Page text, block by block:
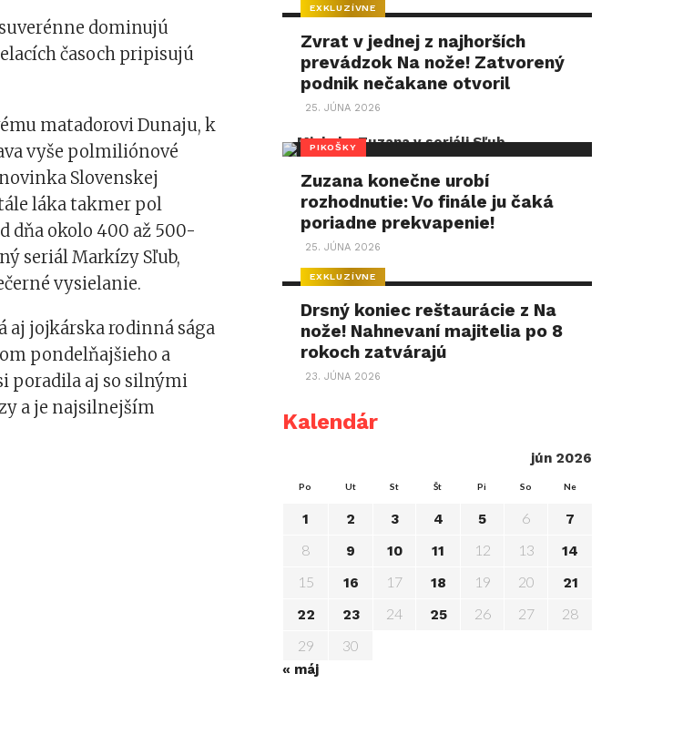
dominujú
časoch pripisujú
matadorovi Dunaju, k
vyše polmiliónové
Slovenskej
láka takmer pol
dňa okolo 400 až 500-
seriál Markízy Sľub,
vysielanie.
aj jojkárska rodinná sága
pondelňajšieho a
poradila aj so silnými
a je najsilnejším
EXKLUZÍVNE
Zvrat v jednej z najhorších
prevádzok Na nože! Zatvorený
podnik nečakane otvoril
25. JÚNA 2026
PIKOŠKY
Zuzana konečne urobí
rozhodnutie: Vo finále ju čaká
poriadne prekvapenie!
25. JÚNA 2026
EXKLUZÍVNE
Drsný koniec reštaurácie z Na
nože! Nahnevaní majitelia po 8
rokoch zatvárajú
23. JÚNA 2026
Kalendár
jún 2026
Po Ut St Št Pi So Ne
1 2 3 4 5 6 7
8 9 10 11 12 13 14
15 16 17 18 19 20
21
22
23 24 25 26 27
28
29
30
« máj